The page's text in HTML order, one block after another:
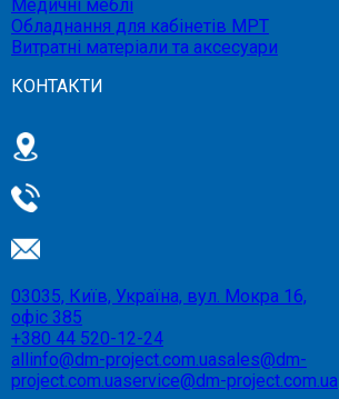
Медичні меблі
Обладнання для кабінетів МРТ
Витратні матеріали та аксесуари
КОНТАКТИ
03035, Київ, Україна, вул. Мокра 16,
офіс 385
+380 44 520-12-24
allinfo@dm-project.com.uasales@dm-
project.com.uaservice@dm-project.com.ua